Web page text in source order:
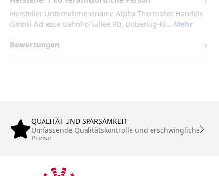
Hersteller Unternehmensname Alpha Thermotec Handels
GmbH Adresse Bahnhofsallee 9b, Doberlug-Ki... Mehr
Bewertungen
QUALITÄT UND SPARSAMKEIT
Umfassende Qualitätskontrolle und erschwingliche
Preise